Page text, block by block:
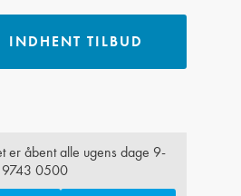
INDHENT TILBUD
er åbent alle ugens dage 9-
9743 0500